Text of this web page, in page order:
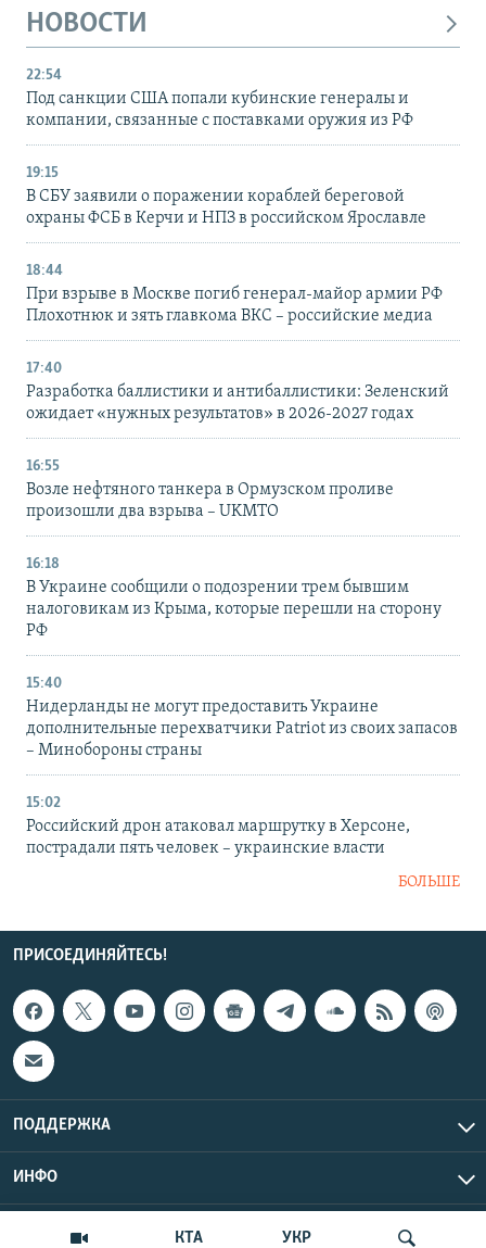
КТА УКР
НОВОСТИ
22:54
Под санкции США попали кубинские генералы и
компании, связанные с поставками оружия из РФ
19:15
В СБУ заявили о поражении кораблей береговой
охраны ФСБ в Керчи и НПЗ в российском Ярославле
18:44
При взрыве в Москве погиб генерал-майор армии РФ
Плохотнюк и зять главкома ВКС – российские медиа
17:40
Разработка баллистики и антибаллистики: Зеленский
ожидает «нужных результатов» в 2026-2027 годах
16:55
Возле нефтяного танкера в Ормузском проливе
произошли два взрыва – UKMTO
16:18
В Украине сообщили о подозрении трем бывшим
налоговикам из Крыма, которые перешли на сторону
РФ
15:40
Нидерланды не могут предоставить Украине
дополнительные перехватчики Patriot из своих запасов
– Минобороны страны
15:02
Российский дрон атаковал маршрутку в Херсоне,
пострадали пять человек – украинские власти
БОЛЬШЕ
ПРИСОЕДИНЯЙТЕСЬ!
ПОДДЕРЖКА
ИНФО
Copyright Крым.Реалии, 2026 | Все права защищены.
UTC+3